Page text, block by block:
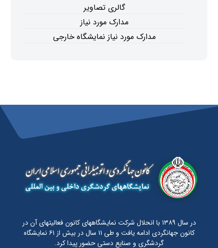
گالری تصاویر
مدارک مورد نیاز
مدارک مورد نیاز نمایشگاه خارجی
در سال ۱۳۸۹ با انحلال شرکت نمایشگاههای کانون فعالیتهای آن در
کانون جهانگردی ادامه یافت و طی ۱۱ سال در بیش از ۶۱ نمایشگاه
گردشگری و صنایع دستی حضور پیدا کرد.